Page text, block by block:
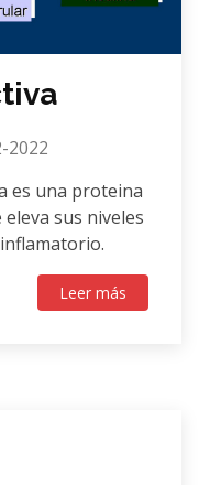
2022
es una proteina
sus niveles
Leer más